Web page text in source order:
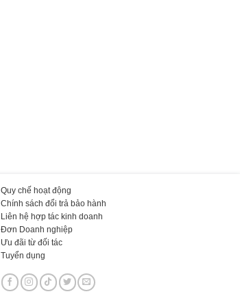
Quy chế hoạt động
Chính sách đổi trả bảo hành
Liên hệ hợp tác kinh doanh
Đơn Doanh nghiệp
Ưu đãi từ đối tác
Tuyển dụng